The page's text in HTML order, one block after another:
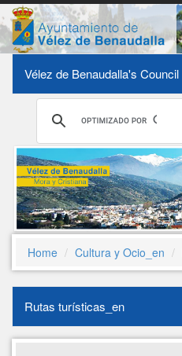
Vélez de Benaudalla's Council
Home Cultura y Ocio_en
Rutas turísticas_en